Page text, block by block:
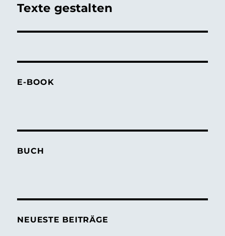
Texte gestalten
E-BOOK
BUCH
NEUESTE BEITRÄGE